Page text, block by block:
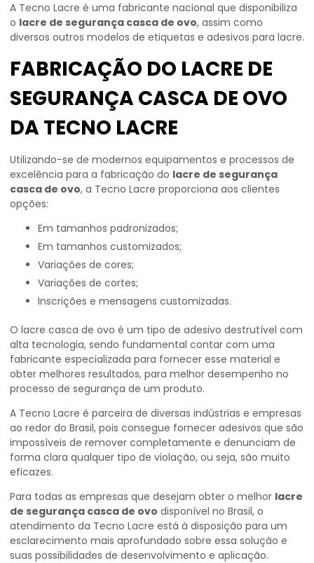
A Tecno Lacre é uma fabricante nacional que disponibiliza
o lacre de segurança casca de ovo, assim como
diversos outros modelos de etiquetas e adesivos para lacre.
FABRICAÇÃO DO LACRE DE
SEGURANÇA CASCA DE OVO
DA TECNO LACRE
Utilizando-se de modernos equipamentos e processos de
excelência para a fabricação do lacre de segurança
casca de ovo, a Tecno Lacre proporciona aos clientes
opções:
Em tamanhos padronizados;
Em tamanhos customizados;
Variações de cores;
Variações de cortes;
Inscrições e mensagens customizadas.
O lacre casca de ovo é um tipo de adesivo destrutível com
alta tecnologia, sendo fundamental contar com uma
fabricante especializada para fornecer esse material e
obter melhores resultados, para melhor desempenho no
processo de segurança de um produto.
A Tecno Lacre é parceira de diversas indústrias e empresas
ao redor do Brasil, pois consegue fornecer adesivos que são
impossíveis de remover completamente e denunciam de
forma clara qualquer tipo de violação, ou seja, são muito
eficazes.
Para todas as empresas que desejam obter o melhor lacre
de segurança casca de ovo disponível no Brasil, o
atendimento da Tecno Lacre está à disposição para um
esclarecimento mais aprofundado sobre essa solução e
suas possibilidades de desenvolvimento e aplicação.